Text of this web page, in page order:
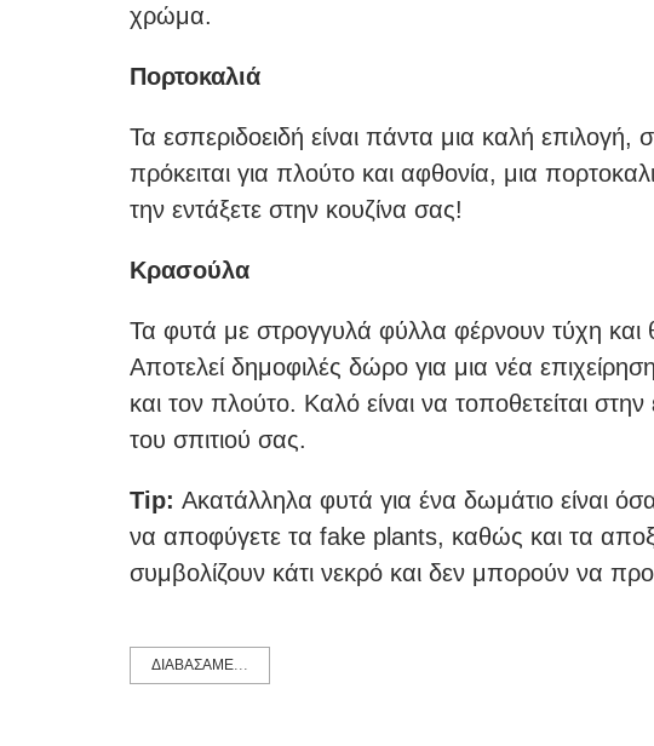
χρώμα.
Πορτοκαλιά
Τα εσπεριδοειδή είναι πάντα μια καλή
πρόκειται για πλούτο και αφθονία, μια
την εντάξετε στην κουζίνα σας!
Κρασούλα
Τα φυτά με στρογγυλά φύλλα φέρνουν τύχη και
Αποτελεί δημοφιλές δώρο για μια νέα
και τον πλούτο. Καλό είναι να τοποθετείται
του σπιτιού σας.
Tip: Ακατάλληλα φυτά για ένα δωμάτιο είναι
να αποφύγετε τα fake plants, καθώς και τα
συμβολίζουν κάτι νεκρό και δεν μπορούν να
ΔΙΑΒΑΣΑΜΕ...